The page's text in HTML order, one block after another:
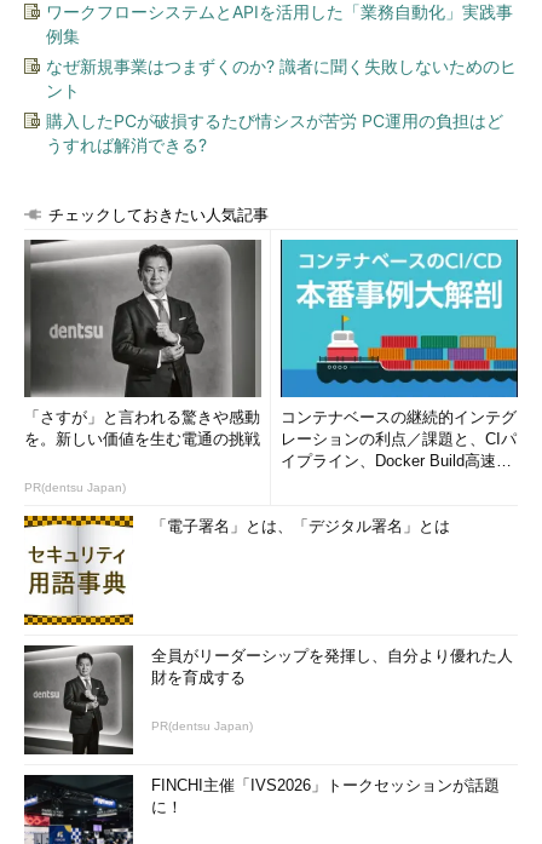
ワークフローシステムとAPIを活用した「業務自動化」実践事
例集
なぜ新規事業はつまずくのか? 識者に聞く失敗しないためのヒ
ント
購入したPCが破損するたび情シスが苦労 PC運用の負担はど
うすれば解消できる?
チェックしておきたい人気記事
「さすが」と言われる驚きや感動
を。新しい価値を生む電通の挑戦
PR(dentsu Japan)
コンテナベースの継続的インテグ
レーションの利点／課題と、CIパ
イプライン、Docker Build高速化
「電子署名」とは、「デジタル署名」とは
全員がリーダーシップを発揮し、自分より優れた人
財を育成する
PR(dentsu Japan)
FINCHI主催「IVS2026」トークセッションが話題
に！